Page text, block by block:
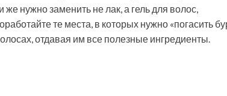
же нужно заменить не лак, а гель для волос,
те места, в которых нужно «погасить
отдавая им все полезные ингредиенты.